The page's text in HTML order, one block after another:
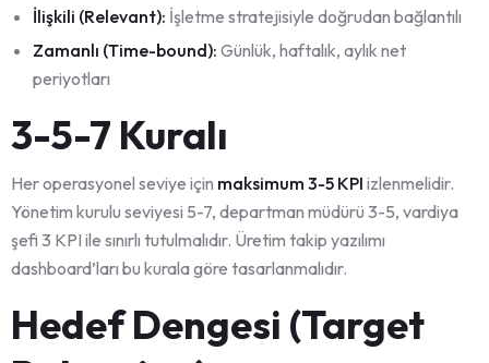
İlişkili (Relevant): İşletme stratejisiyle doğrudan bağlantılı
Zamanlı (Time-bound): Günlük, haftalık, aylık net
periyotları
3-5-7 Kuralı
Her operasyonel seviye için maksimum 3-5 KPI izlenmelidir.
Yönetim kurulu seviyesi 5-7, departman müdürü 3-5, vardiya
şefi 3 KPI ile sınırlı tutulmalıdır. Üretim takip yazılımı
dashboard’ları bu kurala göre tasarlanmalıdır.
Hedef Dengesi (Target